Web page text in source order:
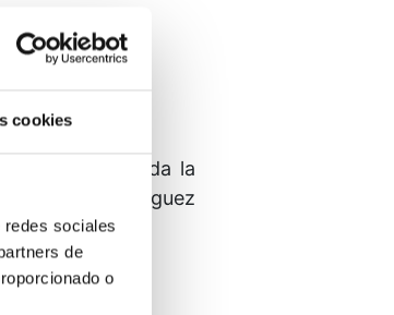
cookies
sociales
de
o
se expone toda la
Andrés Rodríguez